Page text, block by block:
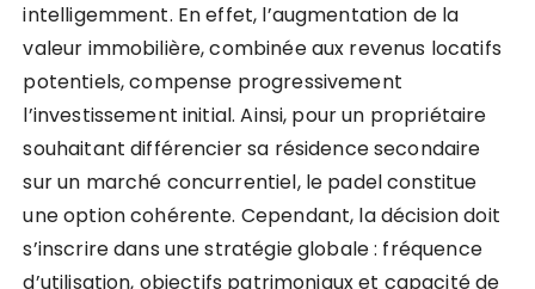
intelligemment. En effet, l’augmentation de la
valeur immobilière, combinée aux revenus locatifs
potentiels, compense progressivement
l’investissement initial. Ainsi, pour un propriétaire
souhaitant différencier sa résidence secondaire
sur un marché concurrentiel, le padel constitue
une option cohérente. Cependant, la décision doit
s’inscrire dans une stratégie globale : fréquence
d’utilisation, objectifs patrimoniaux et capacité de